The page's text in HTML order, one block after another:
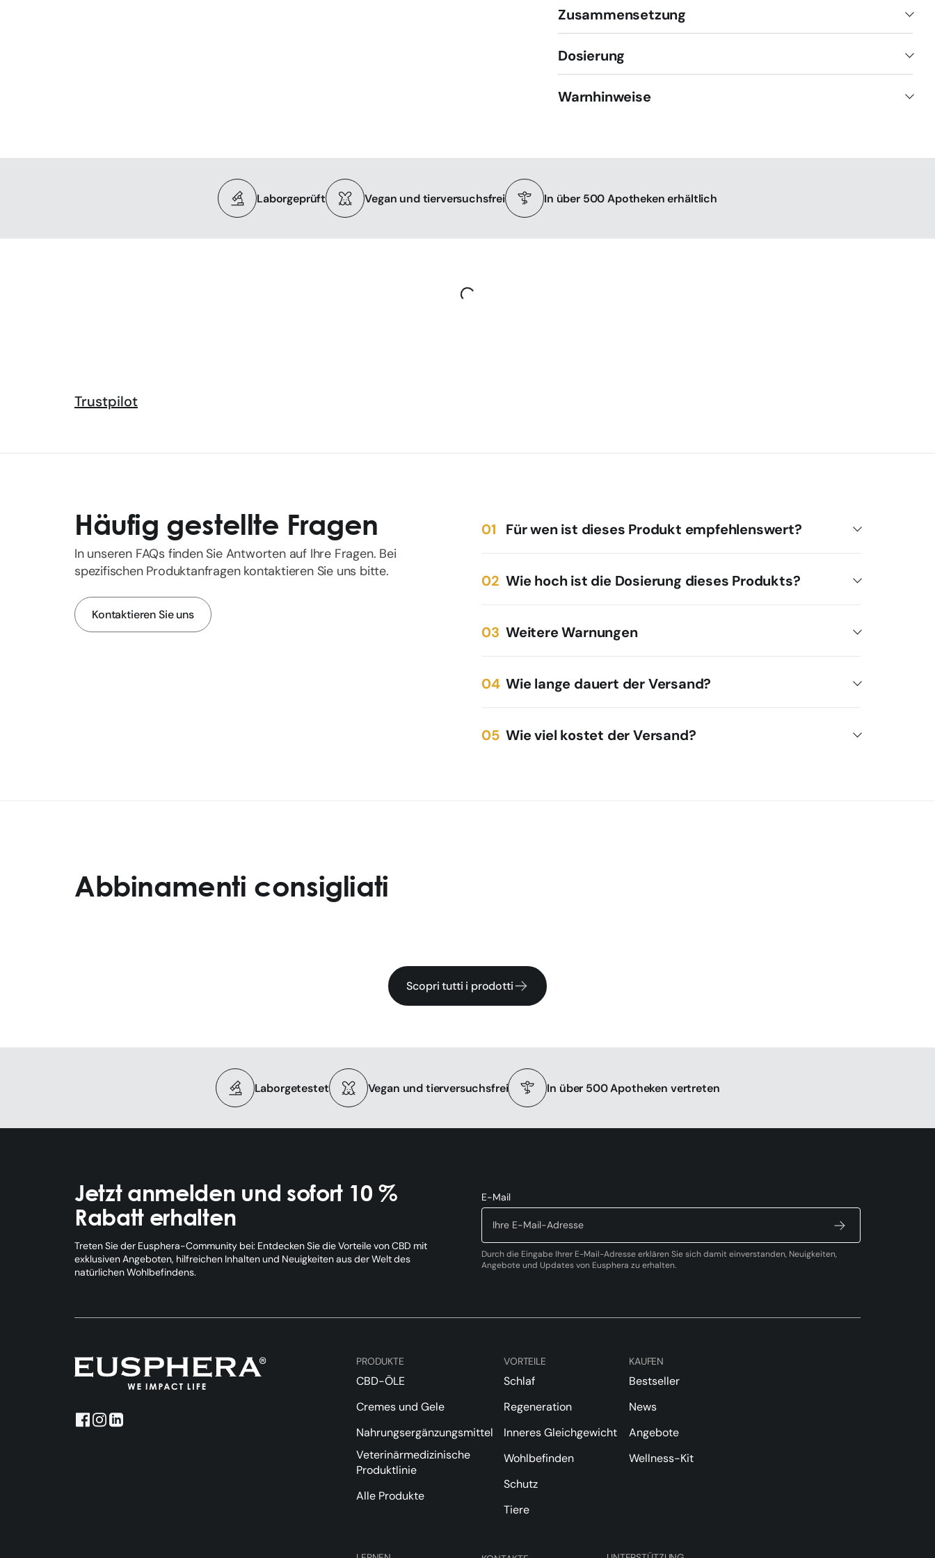
Zusammensetzung
Dosierung
Warnhinweise
Laborgeprüft Vegan und tierversuchsfrei In über 500 Apotheken erhältlich
Trustpilot
Häufig gestellte Fragen
In unseren FAQs finden Sie Antworten auf Ihre Fragen. Bei
spezifischen Produktanfragen kontaktieren Sie uns bitte.
Kontaktieren Sie uns
Für wen ist dieses Produkt empfehlenswert?
Wie hoch ist die Dosierung dieses Produkts?
Weitere Warnungen
Wie lange dauert der Versand?
Wie viel kostet der Versand?
Abbinamenti consigliati
Scopri tutti i prodotti
Laborgetestet Vegan und tierversuchsfrei In über 500 Apotheken vertreten
Jetzt anmelden und sofort 10 %
Rabatt erhalten
Treten Sie der Eusphera-Community bei: Entdecken Sie die Vorteile von CBD mit
exklusiven Angeboten, hilfreichen Inhalten und Neuigkeiten aus der Welt des
natürlichen Wohlbefindens.
E-Mail
Durch die Eingabe Ihrer E-Mail-Adresse erklären Sie sich damit einverstanden, Neuigkeiten,
Angebote und Updates von Eusphera zu erhalten.
PRODUKTE
CBD-ÖLE
Cremes und Gele
Nahrungsergänzungsmittel
Veterinärmedizinische
Produktlinie
Alle Produkte
VORTEILE
Schlaf
Regeneration
Inneres Gleichgewicht
Wohlbefinden
Schutz
Tiere
KAUFEN
Bestseller
News
Angebote
Wellness-Kit